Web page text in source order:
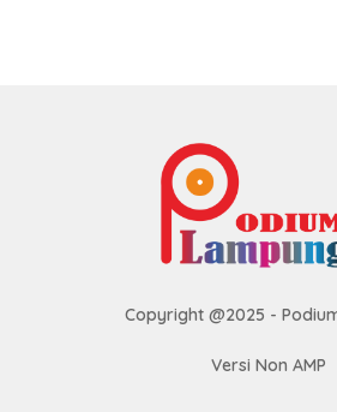
Copyright @2025 -
Versi Non AMP